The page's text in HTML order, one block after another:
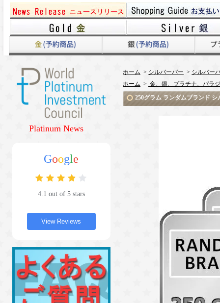
Platinum News
Google
4.1 out of 5 stars
View Reviews
ホーム > シルバーバー > シルバー
ホーム > 金、銀、プラチナ、パラ
250グラム ランダムブランド